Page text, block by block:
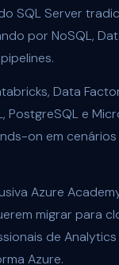
SQL Server
por NoSQL,
Data
PostgreSQL e
on em
Azure
migrar para
de
Azure.